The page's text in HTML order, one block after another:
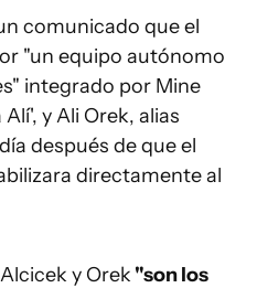
comunicado que el
"un equipo autónomo
integrado por Mine
y Ali Orek, alias
después de que el
directamente al
y Orek "son los